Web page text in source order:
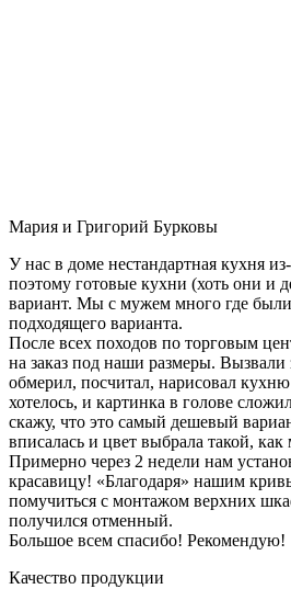
Мария и Григорий Бурковы
У нас в доме нестандартная кухня
поэтому готовые кухни (хоть они и
вариант. Мы с мужем много где
подходящего варианта.
После всех походов по торговым
на заказ под наши размеры. Вызвали
обмерил, посчитал, нарисовал
хотелось, и картинка в голове
скажу, что это самый дешевый
вписалась и цвет выбрала такой, как
Примерно через 2 недели нам
красавицу! «Благодаря» нашим
помучиться с монтажом верхних
получился отменный.
Большое всем спасибо! Рекомендую!
Качество продукции